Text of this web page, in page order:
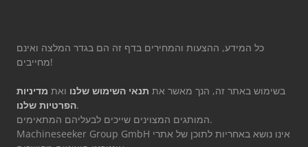
כל המידע, ההצעות והמחירים בדף זה הם בגדר המלצה ואינם
מחייבים!
בשימוש באתר זה, הנך מאשר את תנאי השימוש שלנו ואת מדיניות
הפרטיות שלנו.
המותגים המצוינים שייכים לבעליהם המתאימים.
Machineseeker Group GmbH אינו נושא באחריות לתוכן של אתרי